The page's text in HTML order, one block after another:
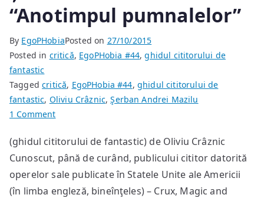
“Anotimpul pumnalelor”
By EgoPHobiaPosted on 27/10/2015
Posted in critică, EgoPHobia #44,ghidul cititorului de
fantastic
Taggedcritică, EgoPHobia #44, ghidul cititorului de
fantastic, Oliviu Crâznic,Şerban Andrei Mazilu
1 Commenton
Andrei
Mazilu:
“Anotimpul
pumnalelor”
(ghidul cititorului de fantastic) de Oliviu Crâznic
Cunoscut, până de curând, publicului cititor datorită
operelor sale publicate în Statele Unite ale Americii
(în limba engleză, bineînţeles) – Crux, Magic and